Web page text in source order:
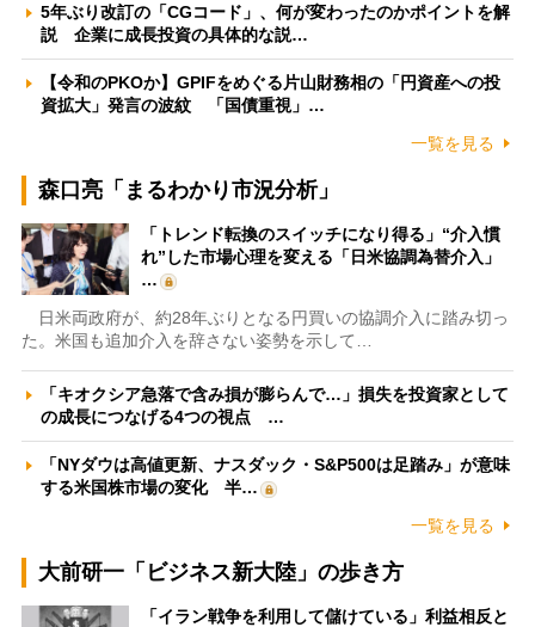
5年ぶり改訂の「CGコード」、何が変わったのかポイントを解
説 企業に成長投資の具体的な説…
【令和のPKOか】GPIFをめぐる片山財務相の「円資産への投
資拡大」発言の波紋 「国債重視」…
一覧を見る
森口亮「まるわかり市況分析」
「トレンド転換のスイッチになり得る」“介入慣
れ”した市場心理を変える「日米協調為替介入」
…
日米両政府が、約28年ぶりとなる円買いの協調介入に踏み切っ
た。米国も追加介入を辞さない姿勢を示して…
「キオクシア急落で含み損が膨らんで…」損失を投資家として
の成長につなげる4つの視点 …
「NYダウは高値更新、ナスダック・S&P500は足踏み」が意味
する米国株市場の変化 半…
一覧を見る
大前研一「ビジネス新大陸」の歩き方
「イラン戦争を利用して儲けている」利益相反と